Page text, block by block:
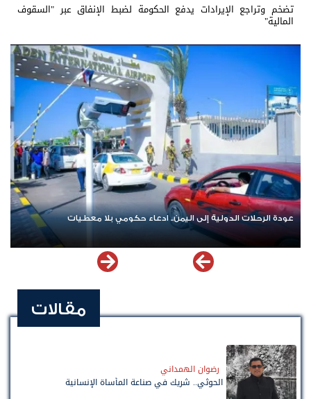
تضخم وتراجع الإيرادات يدفع الحكومة لضبط الإنفاق عبر "السقوف
المالية"
إلى اليمن.. ادعاء حكومي بلا معطيات اشترك الآن في قناة
مقالات
رضوان الهمداني
الحوثي.. شريك في صناعة المأساة الإنسانية